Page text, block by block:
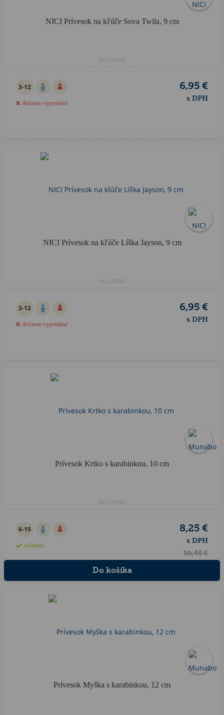
NICI Prívesok na kľúče Sova Twila, 9 cm
NICI.47693
3-12
dočasne vypredané
6,95 €
s DPH
NICI Prívesok na kľúče Líška Jayson, 9 cm
NICI.45545
3-12
dočasne vypredané
6,95 €
s DPH
Prívesok Krtko s karabinkou, 10 cm
MU.35906Z
6-15
skladom
8,25 €
s DPH
10,45 €
Prívesok Myška s karabinkou, 12 cm